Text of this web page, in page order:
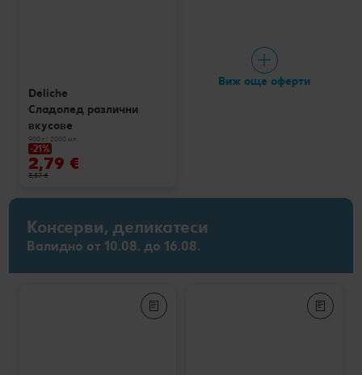
Deliche
Сладолед различни
вкусове
900 г/ 2000 мл
-21%
2,79 €
3,57 €
Виж още оферти
Консерви, деликатеси
Валидно от 10.08. до 16.08.